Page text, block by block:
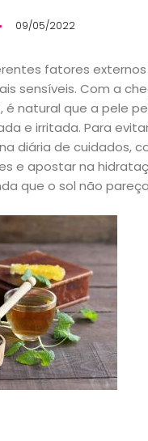
09/05/2022
fatores
sensíveis. Com a
é natural que a pele
e irritada. Para
diária de cuidados,
e apostar na
que o sol não